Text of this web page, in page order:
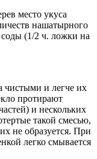
место укуса
нашатырного
(1/2 ч. ложки на
чистыми и легче их
протирают
и нескольких
такой смесью,
не образуется. При
легко смывается